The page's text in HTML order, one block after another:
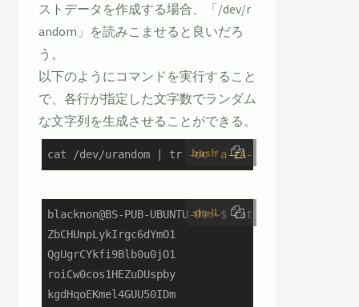
ストデータを作成する場合、「/dev/r
andom」を読みこませると良いだろ
う。
以下のようにコマンドを実行すること
で、各行が指定した文字数でランダム
な文字列を生成させることができる。
bash
cat /dev/urandom | tr -dc 'a-zA-Z0-9'
shell
blacknon@BS-PUB-UBUNTU-01:~$ cat /dev/
ZbCHUnpLykIrgc6dYmO1
QgUgrCYkfi9Blb0u0jO1
roiCw0cos1HEZuDUspby
kgdHqoEKmel4GUU50IDm